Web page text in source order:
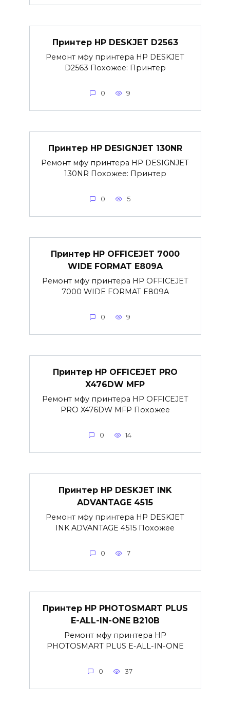
Принтер HP DESKJET D2563
Ремонт мфу принтера HP DESKJET
D2563 Похожее: Принтер
0 9
Принтер HP DESIGNJET 130NR
Ремонт мфу принтера HP DESIGNJET
130NR Похожее: Принтер
0 5
Принтер HP OFFICEJET 7000
WIDE FORMAT E809A
Ремонт мфу принтера HP OFFICEJET
7000 WIDE FORMAT E809A
0 9
Принтер HP OFFICEJET PRO
X476DW MFP
Ремонт мфу принтера HP OFFICEJET
PRO X476DW MFP Похожее
0 14
Принтер HP DESKJET INK
ADVANTAGE 4515
Ремонт мфу принтера HP DESKJET
INK ADVANTAGE 4515 Похожее
0 7
Принтер HP PHOTOSMART PLUS
E-ALL-IN-ONE B210B
Ремонт мфу принтера HP
PHOTOSMART PLUS E-ALL-IN-ONE
0 37